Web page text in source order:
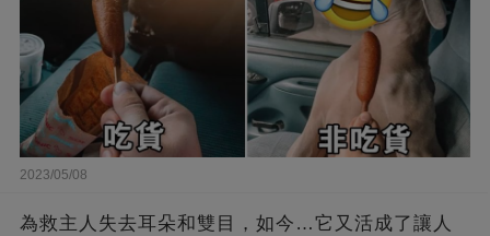
2023/05/08
為救主人失去耳朵和雙目，如今…它又活成了讓人